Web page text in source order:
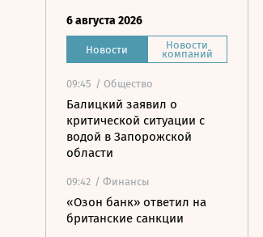
6 августа 2026
Новости Новости
компаний
09:45 / Общество
Балицкий заявил о
критической ситуации с
водой в Запорожской
области
09:42 / Финансы
«Озон банк» ответил на
британские санкции